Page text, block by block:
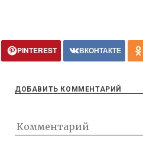
PINTEREST ВКОНТАКТЕ
ДОБАВИТЬ КОММЕНТАРИЙ